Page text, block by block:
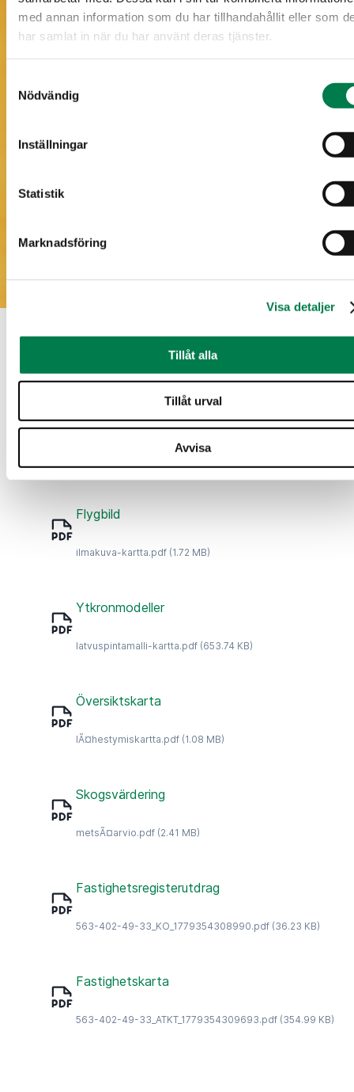
med annan information som du har tillhandahållit eller som
har samlat in när du har använt deras tjänster.
Nödvändig
Inställningar
Statistik
Marknadsföring
Visa detaljer
Tillåt alla
Tillåt urval
Avvisa
Nedladdningsbart material
Försäljningsbrochyr
Försäljningsbrochyr_260621066_202607010756.pdf
Flygbild
ilmakuva-kartta.pdf (1.72 MB)
Ytkronmodeller
latvuspintamalli-kartta.pdf (653.74 KB)
Översiktskarta
lÃ¤hestymiskartta.pdf (1.08 MB)
Skogsvärdering
metsÃ¤arvio.pdf (2.41 MB)
Fastighetsregisterutdrag
563-402-49-33_KO_1779354308990.pdf (36.23 KB)
Fastighetskarta
563-402-49-33_ATKT_1779354309693.pdf (354.99 KB)